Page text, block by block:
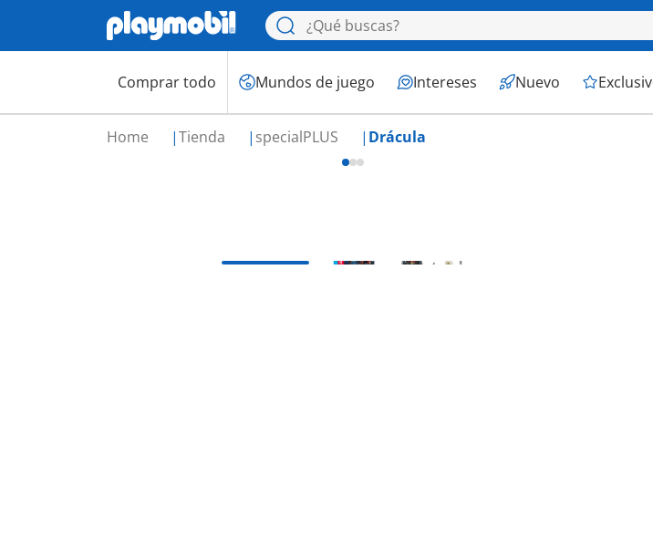
Comprar todo Mundos de juego Intereses Nuevo
Home Tienda specialPLUS Drácula